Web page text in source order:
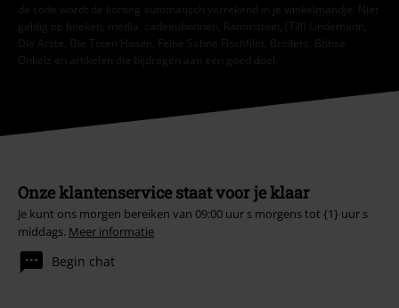
de code wordt de korting automatisch verrekend in je winkelmandje. Niet
geldig op boeken, media, cadeaubonnen, Rammstein, (Till) Lindemann,
Die Ärzte, Die Toten Hosen, Feine Sahne Fischfilet, Broilers, Böhse
Onkelz en artikelen die bijdragen aan een goed doel.
Onze klantenservice staat voor je klaar
Je kunt ons morgen bereiken van 09:00 uur s morgens tot {1} uur s
middags. Meer informatie
Begin chat